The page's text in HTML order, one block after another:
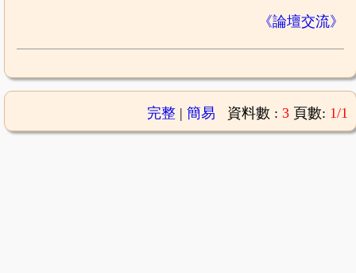
《論壇交流》
完整| 簡易 資料數 : 3 頁數: 1/1